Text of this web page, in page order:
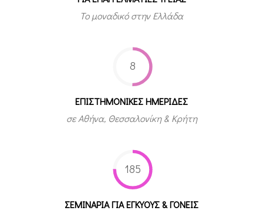
Το μοναδικό στην Ελλάδα
8
ΕΠΙΣΤΗΜΟΝΙΚΕΣ ΗΜΕΡΙΔΕΣ
σε Αθήνα, Θεσσαλονίκη & Κρήτη
185
ΣΕΜΙΝΑΡΙΑ ΓΙΑ ΕΓΚΥΟΥΣ & ΓΟΝΕΙΣ